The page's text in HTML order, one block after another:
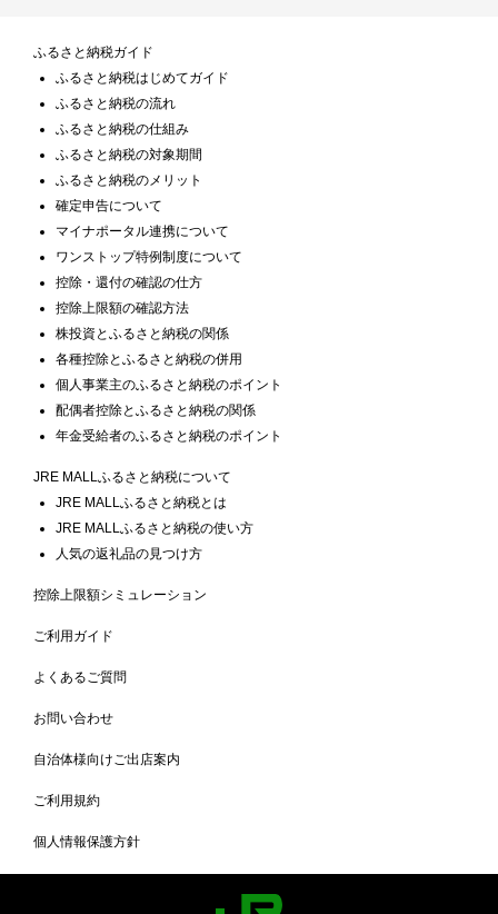
ふるさと納税ガイド
ふるさと納税はじめてガイド
ふるさと納税の流れ
ふるさと納税の仕組み
ふるさと納税の対象期間
ふるさと納税のメリット
確定申告について
マイナポータル連携について
ワンストップ特例制度について
控除・還付の確認の仕方
控除上限額の確認方法
株投資とふるさと納税の関係
各種控除とふるさと納税の併用
個人事業主のふるさと納税のポイント
配偶者控除とふるさと納税の関係
年金受給者のふるさと納税のポイント
JRE MALLふるさと納税について
JRE MALLふるさと納税とは
JRE MALLふるさと納税の使い方
人気の返礼品の見つけ方
控除上限額シミュレーション
ご利用ガイド
よくあるご質問
お問い合わせ
自治体様向けご出店案内
ご利用規約
個人情報保護方針